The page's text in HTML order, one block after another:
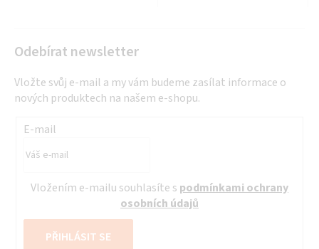
Odebírat newsletter
Vložte svůj e-mail a my vám budeme zasílat informace o
nových produktech na našem e-shopu.
E-mail
Vložením e-mailu souhlasíte s podmínkami ochrany
osobních údajů
PŘIHLÁSIT SE